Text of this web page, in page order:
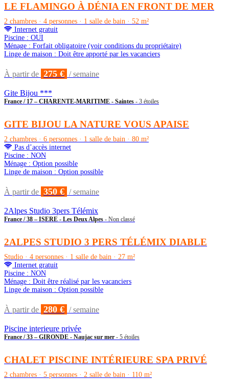
LE FLAMINGO À DÉNIA EN FRONT DE MER
2 chambres · 4 personnes · 1 salle de bain · 52 m²
Internet gratuit
Piscine : OUI
Ménage : Forfait obligatoire (voir conditions du propriétaire)
Linge de maison : Doit être apporté par les vacanciers
À partir de 275 € / semaine
Gite Bijou ***
France / 17 – CHARENTE-MARITIME - Saintes - 3 étoiles
GITE BIJOU LA NATURE VOUS APAISE
2 chambres · 6 personnes · 1 salle de bain · 80 m²
Pas d’accès internet
Piscine : NON
Ménage : Option possible
Linge de maison : Option possible
À partir de 350 € / semaine
2Alpes Studio 3pers Télémix
France / 38 – ISERE - Les Deux Alpes - Non classé
2ALPES STUDIO 3 PERS TÉLÉMIX DIABLE
Studio · 4 personnes · 1 salle de bain · 27 m²
Internet gratuit
Piscine : NON
Ménage : Doit être réalisé par les vacanciers
Linge de maison : Option possible
À partir de 280 € / semaine
Piscine interieure privée
France / 33 – GIRONDE - Naujac sur mer - 5 étoiles
CHALET PISCINE INTÉRIEURE SPA PRIVÉ
2 chambres · 5 personnes · 2 salle de bain · 110 m²